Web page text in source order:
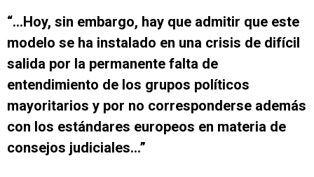
“…Hoy, sin embargo, hay que admitir que este
modelo se ha instalado en una crisis de difícil
salida por la permanente falta de
entendimiento de los grupos políticos
mayoritarios y por no corresponderse además
con los estándares europeos en materia de
consejos judiciales…”